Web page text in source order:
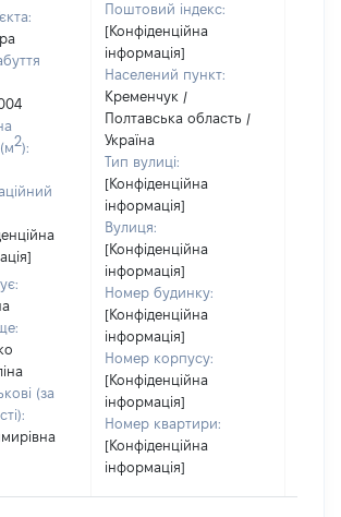
2):
(за
Поштовий індекс:
[Конфіденційна
інформація]
Населений пункт:
Кременчук /
Полтавська область /
Україна
Тип вулиці:
[Конфіденційна
інформація]
Вулиця:
[Конфіденційна
інформація]
Номер будинку:
[Конфіденційна
інформація]
Номер корпусу:
[Конфіденційна
інформація]
Номер квартири:
[Конфіденційна
інформація]